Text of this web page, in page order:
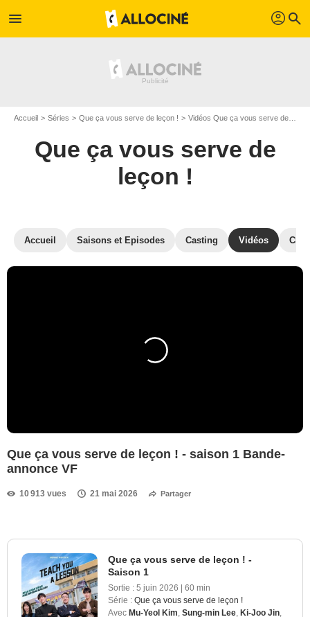
menu profil search
Accueil Séries Que ça vous serve de leçon ! Vidéos Que ça vous serve de leçon !
Que ça vous serve de
leçon !
Accueil Saisons et Episodes Casting Vidéos
Que ça vous serve de leçon ! - saison 1 Bande-
annonce VF
10 913 vues 21 mai 2026 Partager
Que ça vous serve de leçon ! -
Saison 1
Sortie : 5 juin 2026 | 60 min
Série : Que ça vous serve de leçon !
Avec Mu-Yeol Kim Sung-min Lee Ki-Joo Jin